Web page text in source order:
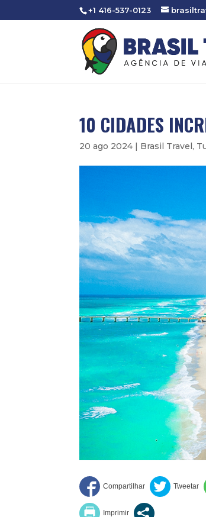
+1 416-537-0123
10 CIDADES
20 ago 2024 | Brasil Travel,